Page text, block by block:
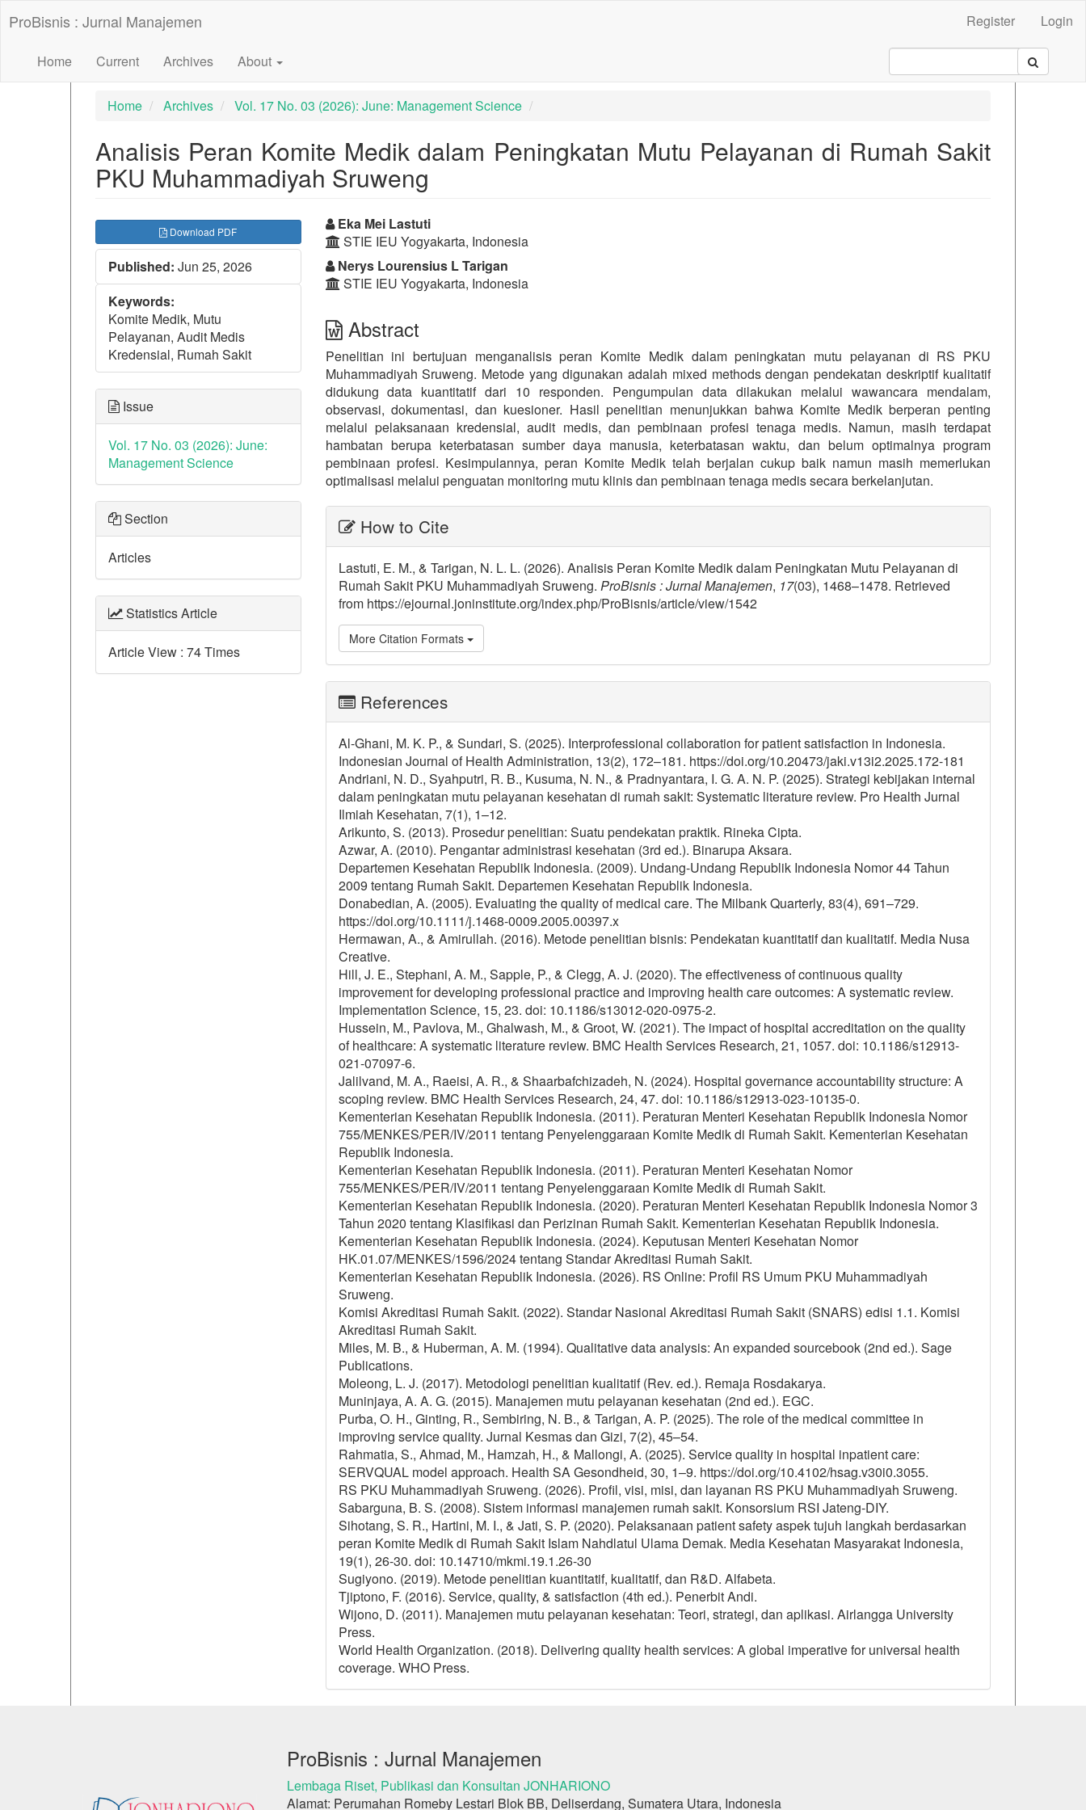
##plugins.themes.bootstrap3.accessible_menu.main_navigation##
##plugins.themes.bootstrap3.accessible_menu.sidebar##
ProBisnis : Jurnal Manajemen Register Login
Home Current Archives About
Home Archives Vol. 17 No. 03 (2026): June: Management Science
Analisis Peran Komite Medik dalam Peningkatan Mutu Pelayanan di Rumah Sakit
PKU Muhammadiyah Sruweng
##plugins.themes.bootstrap3.article.sidebar##
Download PDF
Published: Jun 25, 2026
Keywords:
Komite Medik, Mutu
Pelayanan, Audit Medis
Kredensial, Rumah Sakit
Issue
Vol. 17 No. 03 (2026): June:
Management Science
Section
Articles
Statistics Article
Article View : 74 Times
##plugins.themes.bootstrap3.article.main##
Eka Mei Lastuti
STIE IEU Yogyakarta, Indonesia
Nerys Lourensius L Tarigan
STIE IEU Yogyakarta, Indonesia
Abstract
Penelitian ini bertujuan menganalisis peran Komite Medik dalam peningkatan mutu pelayanan di RS PKU
Muhammadiyah Sruweng. Metode yang digunakan adalah mixed methods dengan pendekatan deskriptif kualitatif
didukung data kuantitatif dari 10 responden. Pengumpulan data dilakukan melalui wawancara mendalam,
observasi, dokumentasi, dan kuesioner. Hasil penelitian menunjukkan bahwa Komite Medik berperan penting
melalui pelaksanaan kredensial, audit medis, dan pembinaan profesi tenaga medis. Namun, masih terdapat
hambatan berupa keterbatasan sumber daya manusia, keterbatasan waktu, dan belum optimalnya program
pembinaan profesi. Kesimpulannya, peran Komite Medik telah berjalan cukup baik namun masih memerlukan
optimalisasi melalui penguatan monitoring mutu klinis dan pembinaan tenaga medis secara berkelanjutan.
##plugins.themes.bootstrap3.article.details##
How to Cite
Lastuti, E. M., & Tarigan, N. L. L. (2026). Analisis Peran Komite Medik dalam Peningkatan Mutu Pelayanan di
Rumah Sakit PKU Muhammadiyah Sruweng. ProBisnis : Jurnal Manajemen, 17(03), 1468–1478. Retrieved
from https://ejournal.joninstitute.org/index.php/ProBisnis/article/view/1542
More Citation Formats
References
Al-Ghani, M. K. P., & Sundari, S. (2025). Interprofessional collaboration for patient satisfaction in Indonesia.
Indonesian Journal of Health Administration, 13(2), 172–181. https://doi.org/10.20473/jaki.v13i2.2025.172-181
Andriani, N. D., Syahputri, R. B., Kusuma, N. N., & Pradnyantara, I. G. A. N. P. (2025). Strategi kebijakan internal
dalam peningkatan mutu pelayanan kesehatan di rumah sakit: Systematic literature review. Pro Health Jurnal
Ilmiah Kesehatan, 7(1), 1–12.
Arikunto, S. (2013). Prosedur penelitian: Suatu pendekatan praktik. Rineka Cipta.
Azwar, A. (2010). Pengantar administrasi kesehatan (3rd ed.). Binarupa Aksara.
Departemen Kesehatan Republik Indonesia. (2009). Undang-Undang Republik Indonesia Nomor 44 Tahun
2009 tentang Rumah Sakit. Departemen Kesehatan Republik Indonesia.
Donabedian, A. (2005). Evaluating the quality of medical care. The Milbank Quarterly, 83(4), 691–729.
https://doi.org/10.1111/j.1468-0009.2005.00397.x
Hermawan, A., & Amirullah. (2016). Metode penelitian bisnis: Pendekatan kuantitatif dan kualitatif. Media Nusa
Creative.
Hill, J. E., Stephani, A. M., Sapple, P., & Clegg, A. J. (2020). The effectiveness of continuous quality
improvement for developing professional practice and improving health care outcomes: A systematic review.
Implementation Science, 15, 23. doi: 10.1186/s13012-020-0975-2.
Hussein, M., Pavlova, M., Ghalwash, M., & Groot, W. (2021). The impact of hospital accreditation on the quality
of healthcare: A systematic literature review. BMC Health Services Research, 21, 1057. doi: 10.1186/s12913-
021-07097-6.
Jalilvand, M. A., Raeisi, A. R., & Shaarbafchizadeh, N. (2024). Hospital governance accountability structure: A
scoping review. BMC Health Services Research, 24, 47. doi: 10.1186/s12913-023-10135-0.
Kementerian Kesehatan Republik Indonesia. (2011). Peraturan Menteri Kesehatan Republik Indonesia Nomor
755/MENKES/PER/IV/2011 tentang Penyelenggaraan Komite Medik di Rumah Sakit. Kementerian Kesehatan
Republik Indonesia.
Kementerian Kesehatan Republik Indonesia. (2011). Peraturan Menteri Kesehatan Nomor
755/MENKES/PER/IV/2011 tentang Penyelenggaraan Komite Medik di Rumah Sakit.
Kementerian Kesehatan Republik Indonesia. (2020). Peraturan Menteri Kesehatan Republik Indonesia Nomor 3
Tahun 2020 tentang Klasifikasi dan Perizinan Rumah Sakit. Kementerian Kesehatan Republik Indonesia.
Kementerian Kesehatan Republik Indonesia. (2024). Keputusan Menteri Kesehatan Nomor
HK.01.07/MENKES/1596/2024 tentang Standar Akreditasi Rumah Sakit.
Kementerian Kesehatan Republik Indonesia. (2026). RS Online: Profil RS Umum PKU Muhammadiyah
Sruweng.
Komisi Akreditasi Rumah Sakit. (2022). Standar Nasional Akreditasi Rumah Sakit (SNARS) edisi 1.1. Komisi
Akreditasi Rumah Sakit.
Miles, M. B., & Huberman, A. M. (1994). Qualitative data analysis: An expanded sourcebook (2nd ed.). Sage
Publications.
Moleong, L. J. (2017). Metodologi penelitian kualitatif (Rev. ed.). Remaja Rosdakarya.
Muninjaya, A. A. G. (2015). Manajemen mutu pelayanan kesehatan (2nd ed.). EGC.
Purba, O. H., Ginting, R., Sembiring, N. B., & Tarigan, A. P. (2025). The role of the medical committee in
improving service quality. Jurnal Kesmas dan Gizi, 7(2), 45–54.
Rahmatia, S., Ahmad, M., Hamzah, H., & Mallongi, A. (2025). Service quality in hospital inpatient care:
SERVQUAL model approach. Health SA Gesondheid, 30, 1–9. https://doi.org/10.4102/hsag.v30i0.3055.
RS PKU Muhammadiyah Sruweng. (2026). Profil, visi, misi, dan layanan RS PKU Muhammadiyah Sruweng.
Sabarguna, B. S. (2008). Sistem informasi manajemen rumah sakit. Konsorsium RSI Jateng-DIY.
Sihotang, S. R., Hartini, M. I., & Jati, S. P. (2020). Pelaksanaan patient safety aspek tujuh langkah berdasarkan
peran Komite Medik di Rumah Sakit Islam Nahdlatul Ulama Demak. Media Kesehatan Masyarakat Indonesia,
19(1), 26-30. doi: 10.14710/mkmi.19.1.26-30
Sugiyono. (2019). Metode penelitian kuantitatif, kualitatif, dan R&D. Alfabeta.
Tjiptono, F. (2016). Service, quality, & satisfaction (4th ed.). Penerbit Andi.
Wijono, D. (2011). Manajemen mutu pelayanan kesehatan: Teori, strategi, dan aplikasi. Airlangga University
Press.
World Health Organization. (2018). Delivering quality health services: A global imperative for universal health
coverage. WHO Press.
ProBisnis : Jurnal Manajemen
Lembaga Riset, Publikasi dan Konsultan JONHARIONO
Alamat: Perumahan Romeby Lestari Blok BB, Deliserdang, Sumatera Utara, Indonesia